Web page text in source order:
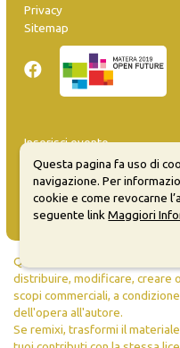
Privacy
Sitemap
Inserisci evento
Guida
FAQ
info@materaevents.it
Quanto realizzato è sottoposto
distribuire, modificare, creare
scopi commerciali, a
dell'opera all'autore.
Se remixi, trasformi il
Questa pagina fa uso di
navigazione. Per
cookie e come revocarne
seguente linkMaggiori